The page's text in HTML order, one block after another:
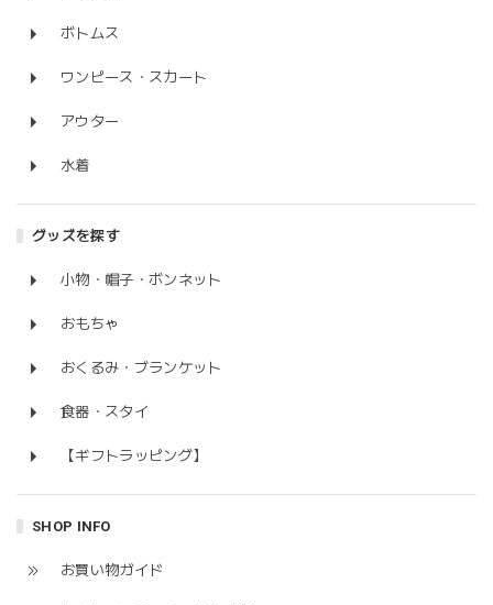
ボトムス
ワンピース・スカート
アウター
水着
グッズを探す
小物・帽子・ボンネット
おもちゃ
おくるみ・ブランケット
食器・スタイ
【ギフトラッピング】
SHOP INFO
お買い物ガイド